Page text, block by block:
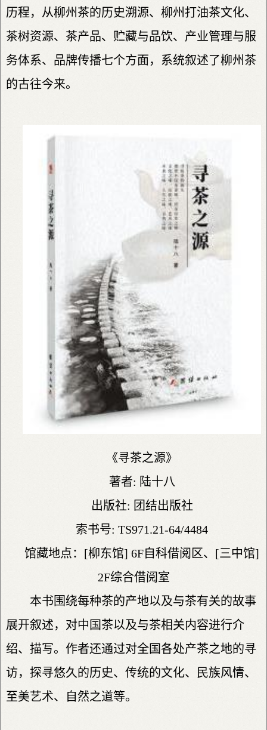
历程，从柳州茶的历史溯源、柳州打油茶文化、
茶树资源、茶产品、贮藏与品饮、产业管理与服
务体系、品牌传播七个方面，系统叙述了柳州茶
的古往今来。
《寻茶之源》
著者: 陆十八
出版社: 团结出版社
索书号: TS971.21-64/4484
馆藏地点：[柳东馆] 6F自科借阅区、[三中馆]
2F综合借阅室
本书围绕每种茶的产地以及与茶有关的故事
展开叙述，对中国茶以及与茶相关内容进行介
绍、描写。作者还通过对全国各处产茶之地的寻
访，探寻悠久的历史、传统的文化、民族风情、
至美艺术、自然之道等。